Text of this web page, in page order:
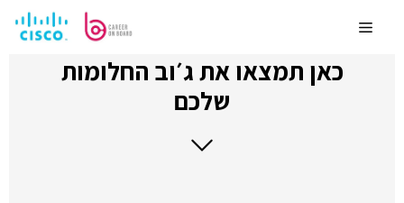
לתוכןMenu
כאן תמצאו את ג׳וב החלומות
שלכם